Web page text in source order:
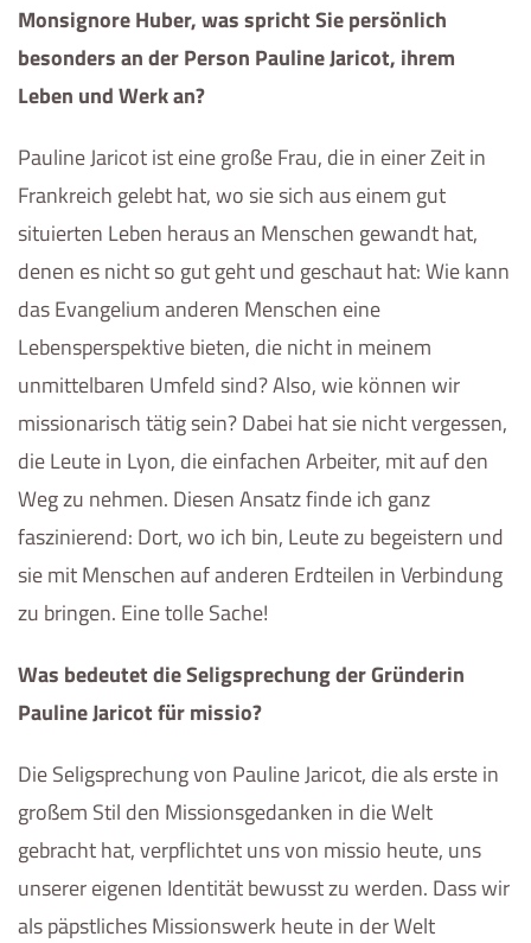
Monsignore Huber, was spricht Sie persönlich
besonders an der Person Pauline Jaricot, ihrem
Leben und Werk an?
Pauline Jaricot ist eine große Frau, die in einer Zeit in
Frankreich gelebt hat, wo sie sich aus einem gut
situierten Leben heraus an Menschen gewandt hat,
denen es nicht so gut geht und geschaut hat: Wie kann
das Evangelium anderen Menschen eine
Lebensperspektive bieten, die nicht in meinem
unmittelbaren Umfeld sind? Also, wie können wir
missionarisch tätig sein? Dabei hat sie nicht vergessen,
die Leute in Lyon, die einfachen Arbeiter, mit auf den
Weg zu nehmen. Diesen Ansatz finde ich ganz
faszinierend: Dort, wo ich bin, Leute zu begeistern und
sie mit Menschen auf anderen Erdteilen in Verbindung
zu bringen. Eine tolle Sache!
Was bedeutet die Seligsprechung der Gründerin
Pauline Jaricot für missio?
Die Seligsprechung von Pauline Jaricot, die als erste in
großem Stil den Missionsgedanken in die Welt
gebracht hat, verpflichtet uns von missio heute, uns
unserer eigenen Identität bewusst zu werden. Dass wir
als päpstliches Missionswerk heute in der Welt